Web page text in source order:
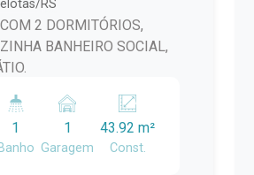
RS
2 DORMITÓRIOS,
BANHEIRO SOCIAL,
1
Banho
1
Garagem
43.92 m²
Const.